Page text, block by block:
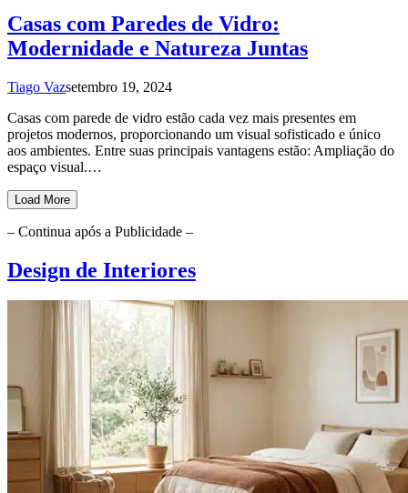
Casas com Paredes de Vidro:
Modernidade e Natureza Juntas
Tiago Vazsetembro 19, 2024
Casas com parede de vidro estão cada vez mais presentes em
projetos modernos, proporcionando um visual sofisticado e único
aos ambientes. Entre suas principais vantagens estão: Ampliação do
espaço visual.…
Load More
– Continua após a Publicidade –
Design de Interiores